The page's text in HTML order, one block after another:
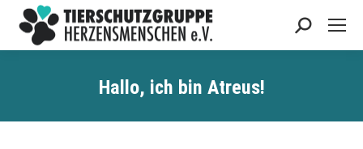
Search:
Hallo, ich bin Atreus!